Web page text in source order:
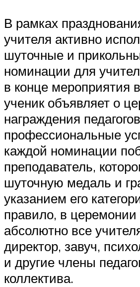
В рамках
учителя активно
шуточные и
номинации для
в конце мероприятия
ученик объявляет о
награждения
профессиональные
каждой номинации
преподаватель,
шуточную медаль и
указанием его
правило, в церемонии
абсолютно все
директор, завуч,
и другие члены
коллектива.